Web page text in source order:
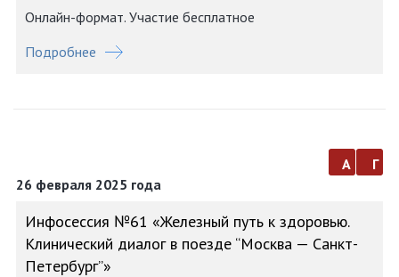
Онлайн-формат. Участие бесплатное
Подробнее
26 февраля 2025 года
а г
Инфосессия №61 «Железный путь к здоровью.
Клинический диалог в поезде “Москва — Санкт-
Петербург”»